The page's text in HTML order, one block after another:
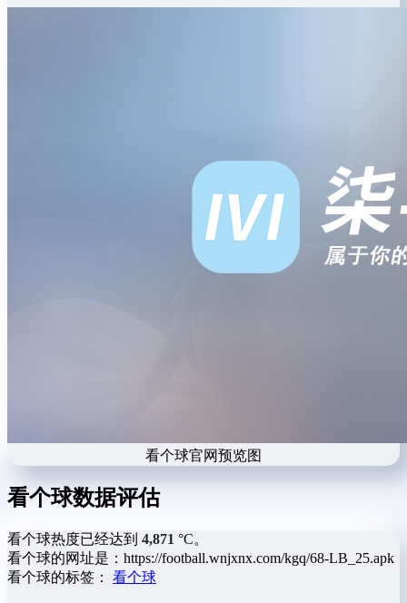
看个球官网预览图
看个球数据评估
看个球热度已经达到 4,871 °C。
看个球的网址是：https://football.wnjxnx.com/kgq/68-LB_25.apk
看个球的标签： 看个球